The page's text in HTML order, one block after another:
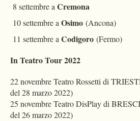
8 settembre aCremona
10 settembre aOsimo (Ancona)
11 settembre aCodigoro (Fermo)
In Teatro Tour 2022
22 novembre Teatro Rossetti di
del 28 marzo 2022)
25 novembre Teatro DisPlay di
del 26 marzo 2022)